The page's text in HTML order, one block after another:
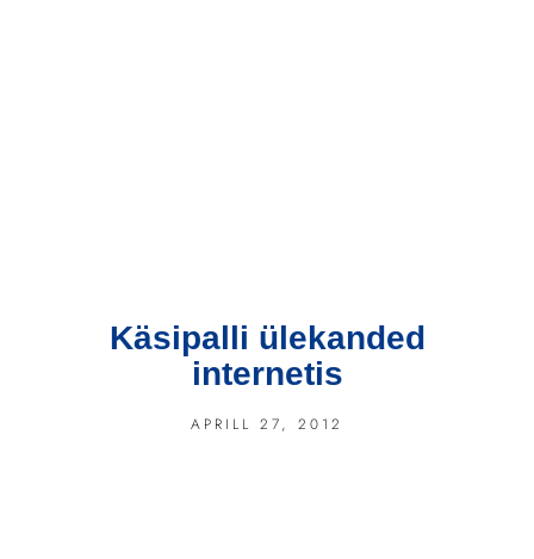
Käsipalli ülekanded
internetis
APRILL 27, 2012